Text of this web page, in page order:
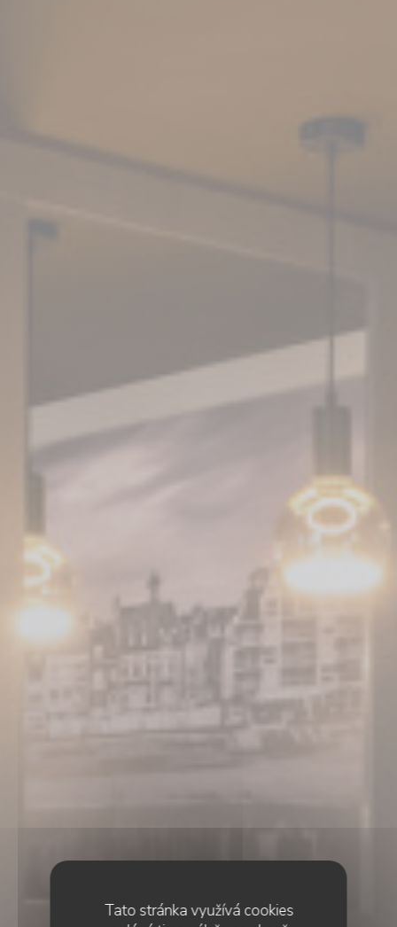
Tato stránka využívá cookies